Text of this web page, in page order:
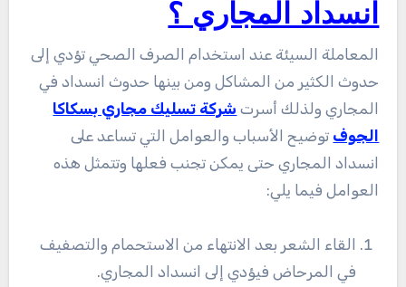
انسداد المجاري ؟
المعاملة السيئة عند استخدام الصرف الصحي تؤدي إلى
حدوث الكثير من المشاكل ومن بينها حدوث انسداد في
المجاري ولذلك أسرت شركة تسليك مجاري بسكاكا
الجوف توضيح الأسباب والعوامل التي تساعد على
انسداد المجاري حتى يمكن تجنب فعلها وتتمثل هذه
العوامل فيما يلي:
القاء الشعر بعد الانتهاء من الاستحمام والتصفيف
في المرحاض فيؤدي إلى انسداد المجاري.